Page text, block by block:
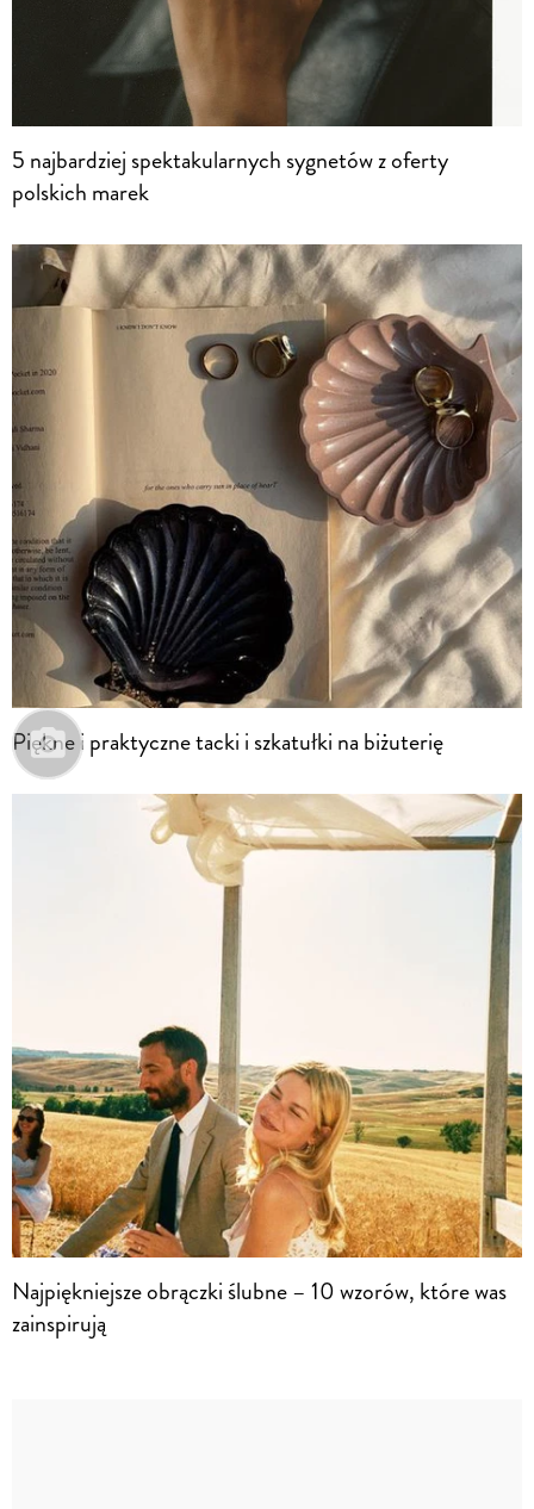
5 najbardziej spektakularnych sygnetów z oferty
polskich marek
Piękne i praktyczne tacki i szkatułki na biżuterię
Najpiękniejsze obrączki ślubne – 10 wzorów, które was
zainspirują